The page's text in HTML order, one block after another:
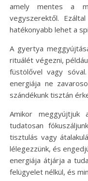
amely mentes a
vegyszerektől.
hatékonyabb lehet a
A gyertya
rituálét végezni,
füstölővel vagy
energiája ne
szándékunk tisztán
Amikor
tudatosan
tisztulás vagy
lélegezzünk, és
energiája átjárja a
felügyelet nélkül, és